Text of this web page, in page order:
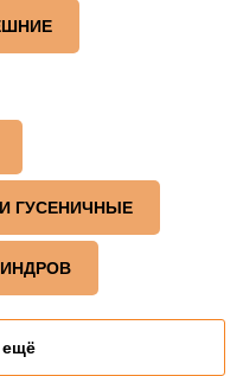
ГУСЕНИЧНЫЕ
ещё